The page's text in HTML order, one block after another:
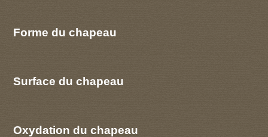
Forme du chapeau
Surface du chapeau
Oxydation du chapeau